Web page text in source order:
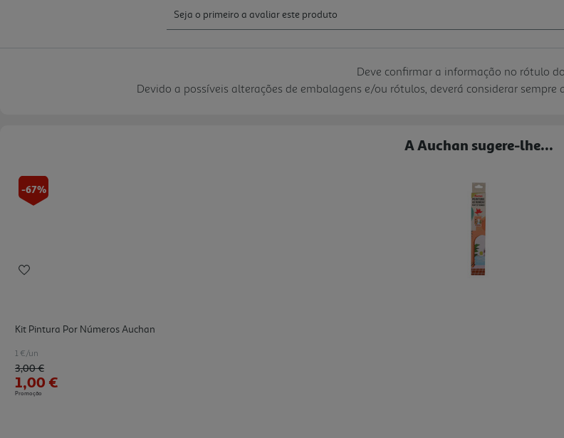
Deve confirmar a informação no rótulo
Devido a possíveis alterações de embalagens e/ou rótulos, deverá considerar
A Auchan sugere-lhe...
-67%
Kit Pintura Por Números Auchan
1 €/un
Price reduced from
3,00 €to
1,00 €
Promoção